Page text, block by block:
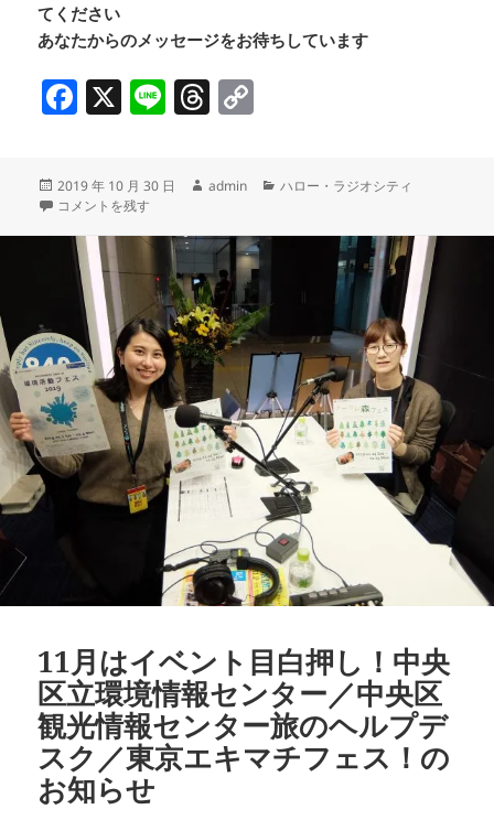
てください
あなたからのメッセージをお待ちしています
F
c
e
b
o
o
k
X Li
e
T
a
d
s
y
Li
n
k
投
稿
2019 年 10 月 30 日
作
admin
カ
ハロー・ラジオシティ
ヤエチカ最新情報！いよいよ『2019年全国農業高校 収穫祭』始まり
コメントを残す
11月はイベント目白押し！中央
区立環境情報センター／中央区
観光情報センター旅のヘルプデ
スク／東京エキマチフェス！の
お知らせ